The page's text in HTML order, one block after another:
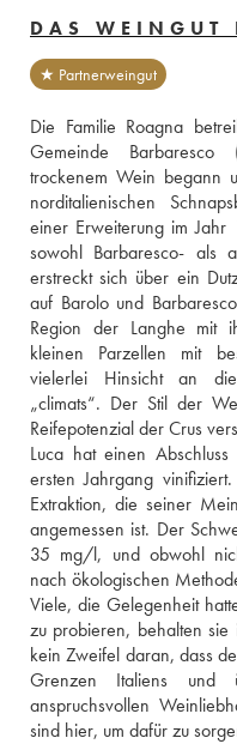
DAS WEINGUT
★ Partnerweingut
Die Familie Roagna
Gemeinde
trockenem Wein begann
norditalienischen
einer Erweiterung im
sowohl Barbaresco- als
erstreckt sich über ein
auf Barolo und
Region der Langhe mit
kleinen Parzellen mit
vielerlei Hinsicht an
„climats“. Der Stil der
Reifepotenzial der Crus
Luca hat einen
ersten Jahrgang
Extraktion, die seiner
angemessen ist. Der
35 mg/l, und obwohl
nach ökologischen
Viele, die Gelegenheit
zu probieren, behalten sie
kein Zweifel daran, dass
Grenzen Italiens und
anspruchsvollen
sind hier, um dafür zu